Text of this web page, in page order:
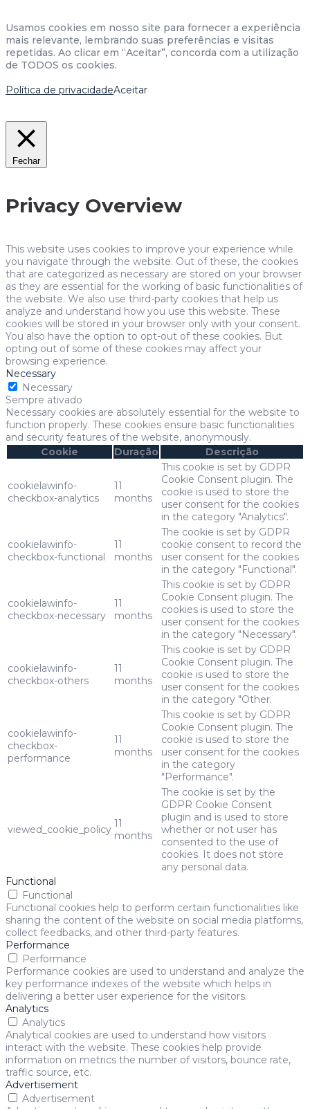
Usamos cookies em nosso site para fornecer a experiência
mais relevante, lembrando suas preferências e visitas
repetidas. Ao clicar em “Aceitar”, concorda com a utilização
de TODOS os cookies.
Política de privacidadeAceitar
Fechar
Privacy Overview
This website uses cookies to improve your experience while
you navigate through the website. Out of these, the cookies
that are categorized as necessary are stored on your browser
as they are essential for the working of basic functionalities of
the website. We also use third-party cookies that help us
analyze and understand how you use this website. These
cookies will be stored in your browser only with your consent.
You also have the option to opt-out of these cookies. But
opting out of some of these cookies may affect your
browsing experience.
Necessary
Necessary
Sempre ativado
Necessary cookies are absolutely essential for the website to
function properly. These cookies ensure basic functionalities
and security features of the website, anonymously.
Cookie
Duração Descrição
cookielawinfo-
checkbox-analytics
11
months
This cookie is set by GDPR
Cookie Consent plugin. The
cookie is used to store the
user consent for the cookies
in the category "Analytics".
cookielawinfo-
checkbox-functional
11
months
The cookie is set by GDPR
cookie consent to record the
user consent for the cookies
in the category "Functional".
cookielawinfo-
checkbox-necessary
11
months
This cookie is set by GDPR
Cookie Consent plugin. The
cookies is used to store the
user consent for the cookies
in the category "Necessary".
cookielawinfo-
checkbox-others
11
months
This cookie is set by GDPR
Cookie Consent plugin. The
cookie is used to store the
user consent for the cookies
in the category "Other.
cookielawinfo-
checkbox-
performance
11
months
This cookie is set by GDPR
Cookie Consent plugin. The
cookie is used to store the
user consent for the cookies
in the category
"Performance".
viewed_cookie_policy 11
months
The cookie is set by the
GDPR Cookie Consent
plugin and is used to store
whether or not user has
consented to the use of
cookies. It does not store
any personal data.
Functional
Functional
Functional cookies help to perform certain functionalities like
sharing the content of the website on social media platforms,
collect feedbacks, and other third-party features.
Performance
Performance
Performance cookies are used to understand and analyze the
key performance indexes of the website which helps in
delivering a better user experience for the visitors.
Analytics
Analytics
Analytical cookies are used to understand how visitors
interact with the website. These cookies help provide
information on metrics the number of visitors, bounce rate,
traffic source, etc.
Advertisement
Advertisement